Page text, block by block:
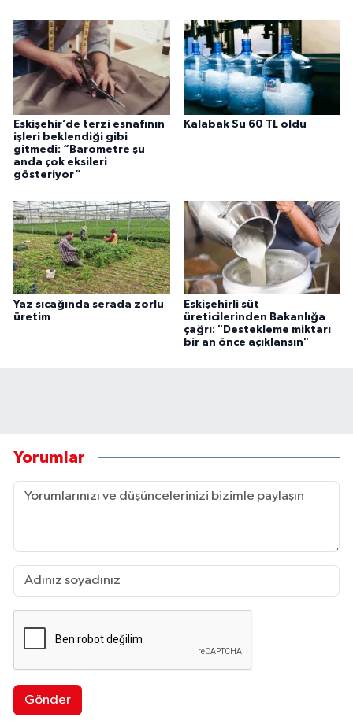
Eskişehir’de terzi esnafının
işleri beklendiği gibi
gitmedi: “Barometre şu
anda çok eksileri
gösteriyor”
Kalabak Su 60 TL oldu
Yaz sıcağında serada zorlu
üretim
Eskişehirli süt
üreticilerinden Bakanlığa
çağrı: "Destekleme miktarı
bir an önce açıklansın"
Yorumlar
Gönder